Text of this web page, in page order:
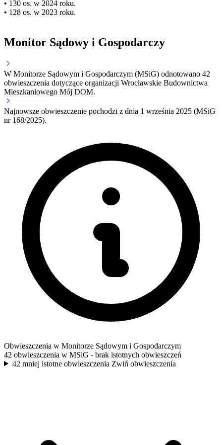
• 130 os. w 2024 roku.
• 128 os. w 2023 roku.
Monitor Sądowy i Gospodarczy
W Monitorze Sądowym i Gospodarczym (MSiG) odnotowano 42
obwieszczenia dotyczące organizacji Wrocławskie Budownictwa
Mieszkaniowego Mój DOM.
Najnowsze obwieszczenie pochodzi z dnia 1 września 2025 (MSiG
nr 168/2025).
Obwieszczenia w Monitorze Sądowym i Gospodarczym
42 obwieszczenia w MSiG - brak istotnych obwieszczeń
42 mniej istotne obwieszczenia Zwiń obwieszczenia